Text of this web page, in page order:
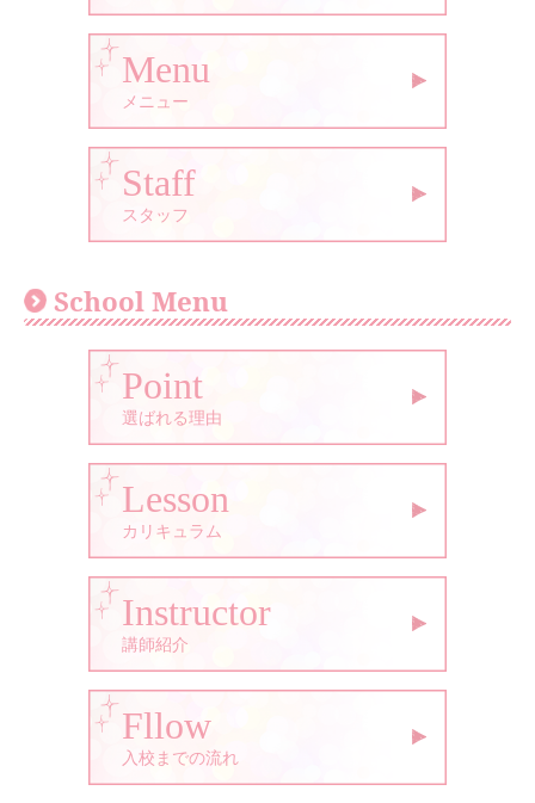
Menu
メニュー
Staff
スタッフ
School Menu
Point
選ばれる理由
Lesson
カリキュラム
Instructor
講師紹介
Fllow
入校までの流れ